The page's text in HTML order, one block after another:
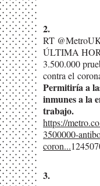
2.
RT
ÚLTIMA
3.500.000
contra el
Permitiría a
inmunes a la
trabajo.
https://
3500000-
coron...
3.